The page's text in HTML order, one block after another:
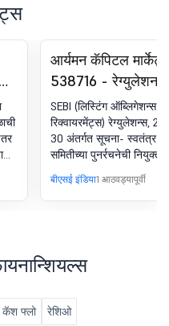
आर्यमन कॅपिटल
538716 - रेग्युलेशन
अंतर्गत घोषणा -
SEBI (लिस्टिंग ऑब्लिगेशन्स
रिक्वायरमेंट्स) रेग्युलेशन्स,
30 अंतर्गत सूचना- स्वतंत्र
समितीच्या पुनर्रचनेची नियुक्ती
बीएसई इंडिया1 आठवड्यापूर्वी
कॅश फ्लो रेशिओ